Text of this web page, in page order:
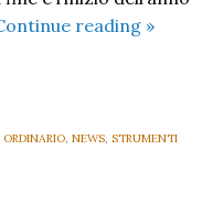
reading XXXIII
»
, NEWS, STRUMENTI